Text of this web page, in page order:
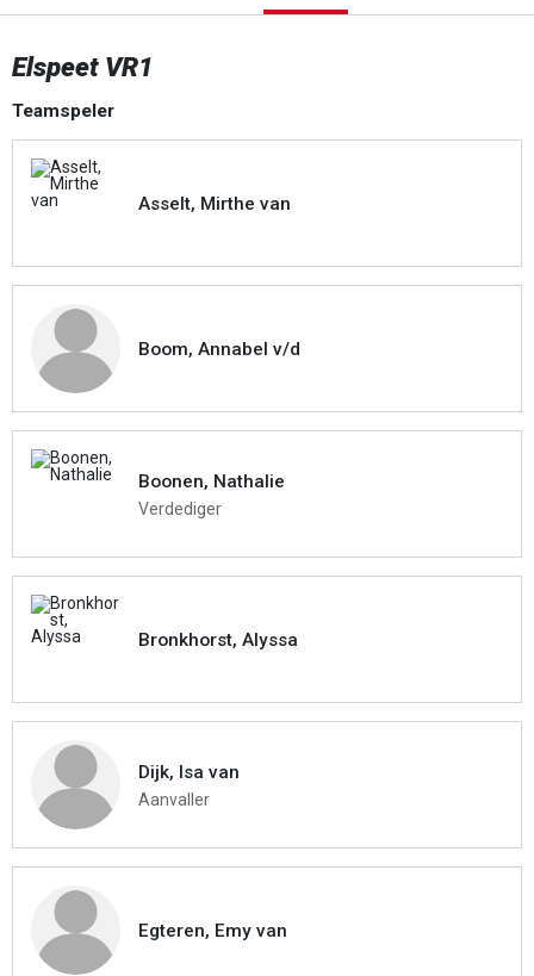
Elspeet VR1
Teamspeler
Asselt, Mirthe van
Boom, Annabel v/d
Boonen, Nathalie
Verdediger
Bronkhorst, Alyssa
Dijk, Isa van
Aanvaller
Egteren, Emy van